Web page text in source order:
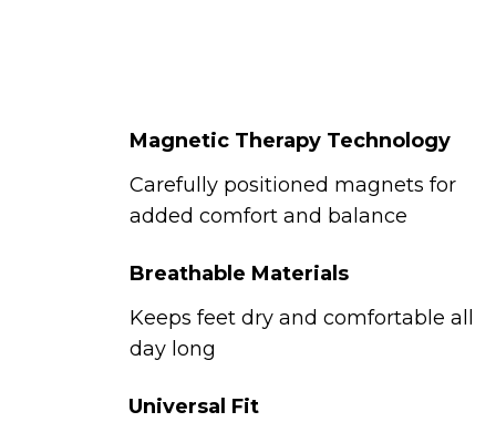
Magnetic Therapy Technology
Carefully positioned magnets for
added comfort and balance
Breathable Materials
Keeps feet dry and comfortable all
day long
Universal Fit